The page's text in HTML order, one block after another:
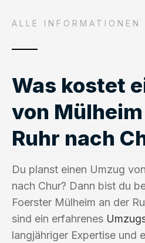
ALLE INFORMATIONEN
Was kostet
von
Ruhr nach
Du planst einen Umzug
nach Chur? Dann bist du
Foerster Mülheim an der
sind ein erfahrenes
langjähriger Expertise und